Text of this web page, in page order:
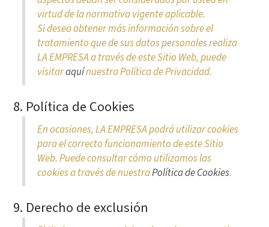
virtud de la normativa vigente aplicable.
Si desea obtener más información sobre el
tratamiento que de sus datos personales realiza
LA EMPRESA a través de este Sitio Web, puede
visitaraquínuestra Política de Privacidad.
8. Política de Cookies
En ocasiones, LA EMPRESA podrá utilizar cookies
para el correcto funcionamiento de este Sitio
Web. Puede consultar cómo utilizamos las
cookies a través de nuestraPolítica de Cookies.
9. Derecho de exclusión